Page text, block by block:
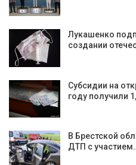
Лукашенко
создании
Субсидии на
году получили
В Брестской
ДТП с